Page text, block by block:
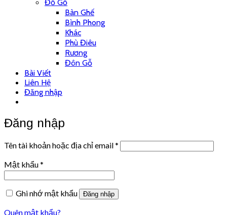
Đồ Gỗ
Bàn Ghế
Bình Phong
Khác
Phù Điêu
Rương
Đôn Gỗ
Bài Viết
Liên Hệ
Đăng nhập
Đăng nhập
Tên tài khoản hoặc địa chỉ email*
Mật khẩu*
Ghi nhớ mật khẩu Đăng nhập
Quên mật khẩu?